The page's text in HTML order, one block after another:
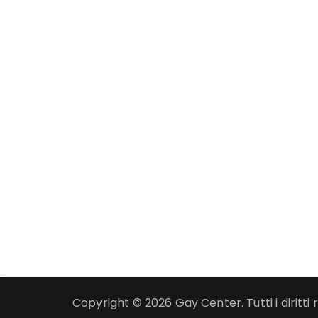
Copyright © 2026 Gay Center. Tutti i diritti